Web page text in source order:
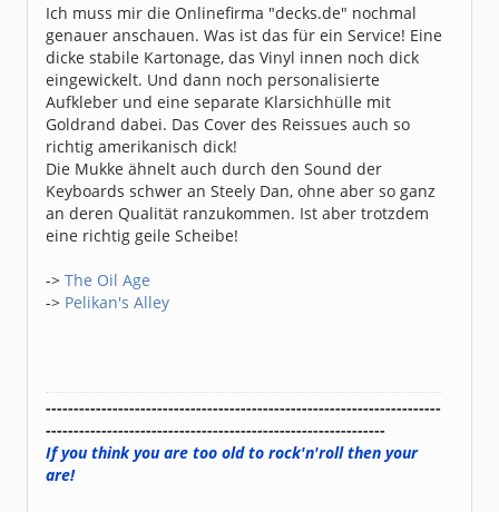
Ich muss mir die Onlinefirma "decks.de" nochmal
genauer anschauen. Was ist das für ein Service! Eine
dicke stabile Kartonage, das Vinyl innen noch dick
eingewickelt. Und dann noch personalisierte
Aufkleber und eine separate Klarsichhülle mit
Goldrand dabei. Das Cover des Reissues auch so
richtig amerikanisch dick!
Die Mukke ähnelt auch durch den Sound der
Keyboards schwer an Steely Dan, ohne aber so ganz
an deren Qualität ranzukommen. Ist aber trotzdem
eine richtig geile Scheibe!
-> The Oil Age
-> Pelikan's Alley
-----------------------------------------------------------------------
-------------------------------------------------------------
If you think you are too old to rock'n'roll then your
are!